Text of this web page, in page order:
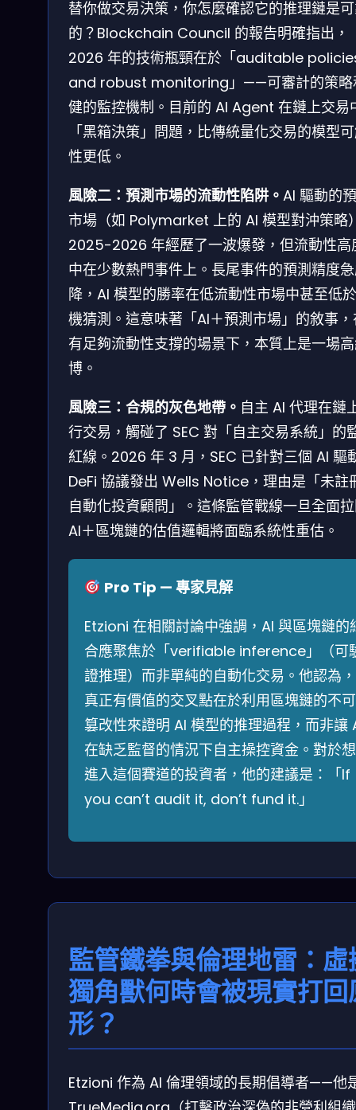
替你做交易決策，你怎麼確認它的推理鏈是
的？Blockchain Council 的報告明確指出，
2026 年的技術瓶頸在於「auditable
and robust monitoring」——可審計的策略
健的監控機制。目前的 AI Agent 在鏈上交易
「黑箱決策」問題，比傳統量化交易的模型
性更低。
風險二：預測市場的流動性陷阱。 AI 驅動的
市場（如 Polymarket 上的 AI 模型對沖策略
2025-2026 年經歷了一波爆發，但流動性高
中在少數熱門事件上。長尾事件的預測精度
降，AI 模型的勝率在低流動性市場中甚至低
機猜測。這意味著「AI＋預測市場」的敘事
有足夠流動性支撐的場景下，本質上是一場
博。
風險三：合規的灰色地帶。 自主 AI 代理在鏈
行交易，觸碰了 SEC 對「自主交易系統」的
紅線。2026 年 3 月，SEC 已針對三個 AI 驅
DeFi 協議發出 Wells Notice，理由是「未註
自動化投資顧問」。這條監管戰線一旦全面
AI＋區塊鏈的估值邏輯將面臨系統性重估。
Pro Tip — 專家見解
Etzioni 在相關討論中強調，AI 與區塊鏈的
合應聚焦於「verifiable inference」（可
證推理）而非單純的自動化交易。他認為，
真正有價值的交叉點在於利用區塊鏈的不可
篡改性來證明 AI 模型的推理過程，而非讓
在缺乏監督的情況下自主操控資金。對於想
進入這個賽道的投資者，他的建議是：「If
you can’t audit it, don’t fund it.」
監管鐵拳與倫理地雷：虛
獨角獸何時會被現實打回
形？
Etzioni 作為 AI 倫理領域的長期倡導者——他